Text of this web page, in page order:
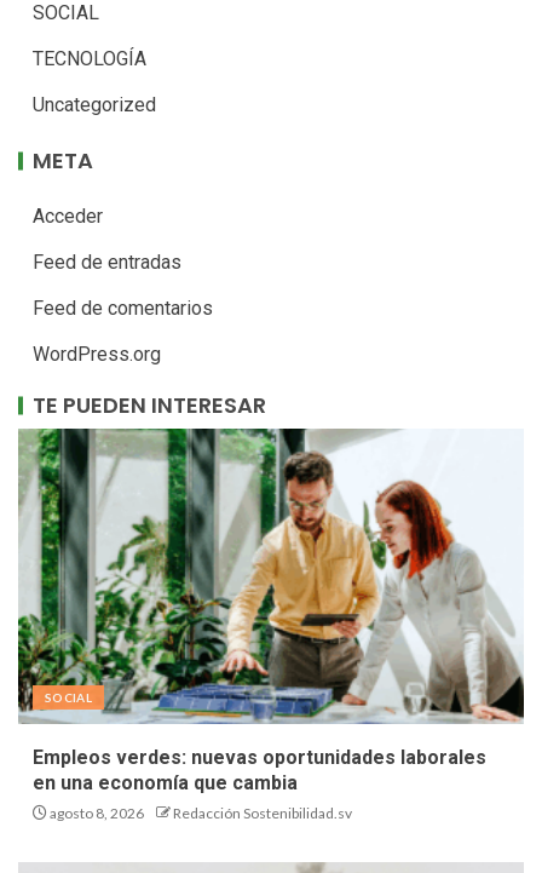
SOCIAL
TECNOLOGÍA
Uncategorized
META
Acceder
Feed de entradas
Feed de comentarios
WordPress.org
TE PUEDEN INTERESAR
SOCIAL
Empleos verdes: nuevas oportunidades laborales
en una economía que cambia
agosto 8, 2026 Redacción Sostenibilidad.sv